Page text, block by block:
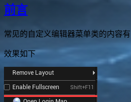
前言
常见的自定义编辑器菜单类的内容
效果如下